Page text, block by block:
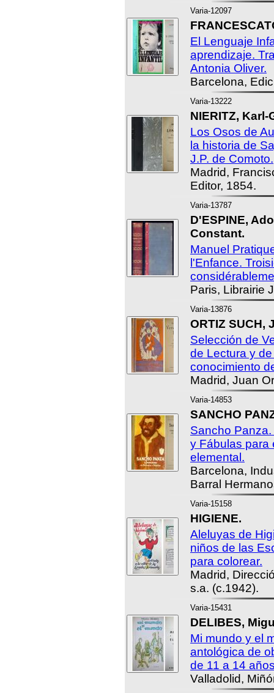
Varia-12097
El Lenguaje
aprendizaje.
Antonia Oliver.
Barcelona,
Varia-13222
NIERITZ, Karl-
Los Osos de
la historia de
J.P. de Comoto.
Madrid,
Editor, 1854.
Varia-13787
D'ESPINE,
Constant.
Manuel
l'Enfance.
Paris, Librairie
Varia-13876
ORTIZ SUCH,
Selección de
de Lectura y
conocimiento
Madrid, Juan
Varia-14853
SANCHO
Sancho
y Fábulas para
elemental.
Barcelona,
Barral
Varia-15158
HIGIENE.
Aleluyas de
niños de las
para colorear.
Madrid,
s.a. (c.1942).
Varia-15431
DELIBES,
Mi mundo y el
antológica de
de 11 a 14
Valladolid,